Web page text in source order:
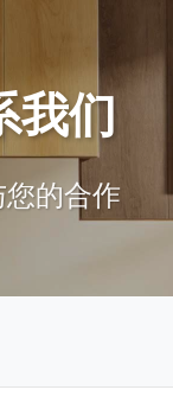
我们
的合作